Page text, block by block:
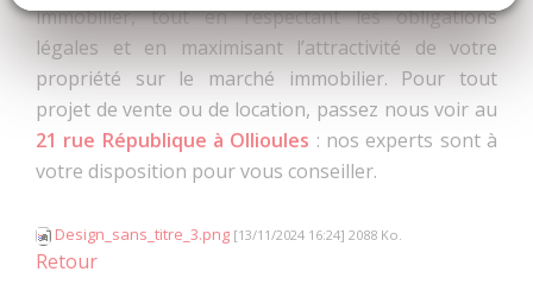
immobilier, tout en respectant les obligations
légales et en maximisant l’attractivité de votre
propriété sur le marché immobilier. Pour tout
projet de vente ou de location, passez nous voir au
21 rue République à Ollioules : nos experts sont à
votre disposition pour vous conseiller.
Design_sans_titre_3.png [13/11/2024 16:24] 2088 Ko.
Retour